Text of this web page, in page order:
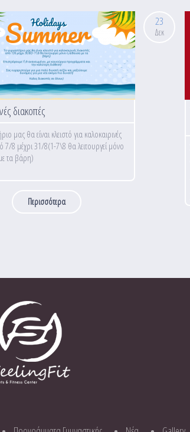
διακοπές
μας θα είναι κλειστό για καλοκαιρινές
7/8 μέχρι 31/8(1-7\8 θα λειτουργεί μόνο
τα βάρη)
Περισσότερα
23
Δεκ